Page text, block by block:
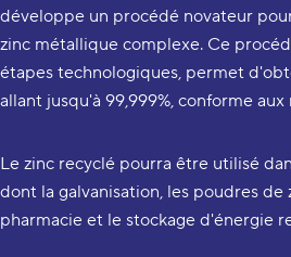
développe un procédé novateur
zinc métallique complexe. Ce
étapes technologiques, permet
allant jusqu'à 99,999%, conforme
Le zinc recyclé pourra être utilisé
dont la galvanisation, les poudres de
pharmacie et le stockage d'énergie